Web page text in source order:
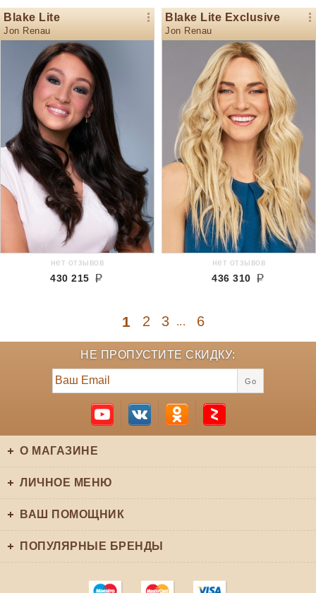
Blake Lite
Jon Renau
нет отзывов
430 215
Blake Lite Exclusive
Jon Renau
нет отзывов
436 310
1 2 3 ... 6
НЕ ПРОПУСТИТЕ СКИДКУ:
Go
О МАГАЗИНЕ
ЛИЧНОЕ МЕНЮ
ВАШ ПОМОЩНИК
ПОПУЛЯРНЫЕ БРЕНДЫ